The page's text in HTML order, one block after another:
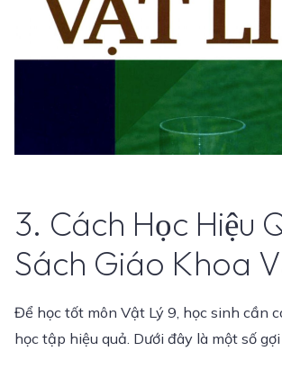
3. Cách Học Hiệu
Sách Giáo Khoa
Để học tốt môn Vật Lý 9, học sinh cần
học tập hiệu quả. Dưới đây là một số gợi